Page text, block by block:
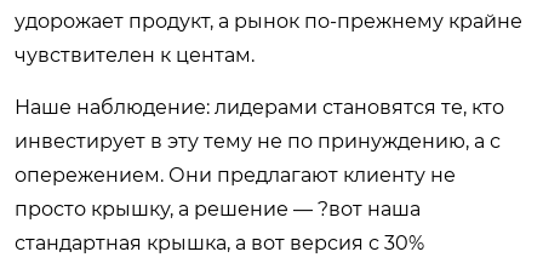
удорожает продукт, а рынок по-прежнему крайне
чувствителен к центам.
Наше наблюдение: лидерами становятся те, кто
инвестирует в эту тему не по принуждению, а с
опережением. Они предлагают клиенту не
просто крышку, а решение — ?вот наша
стандартная крышка, а вот версия с 30%